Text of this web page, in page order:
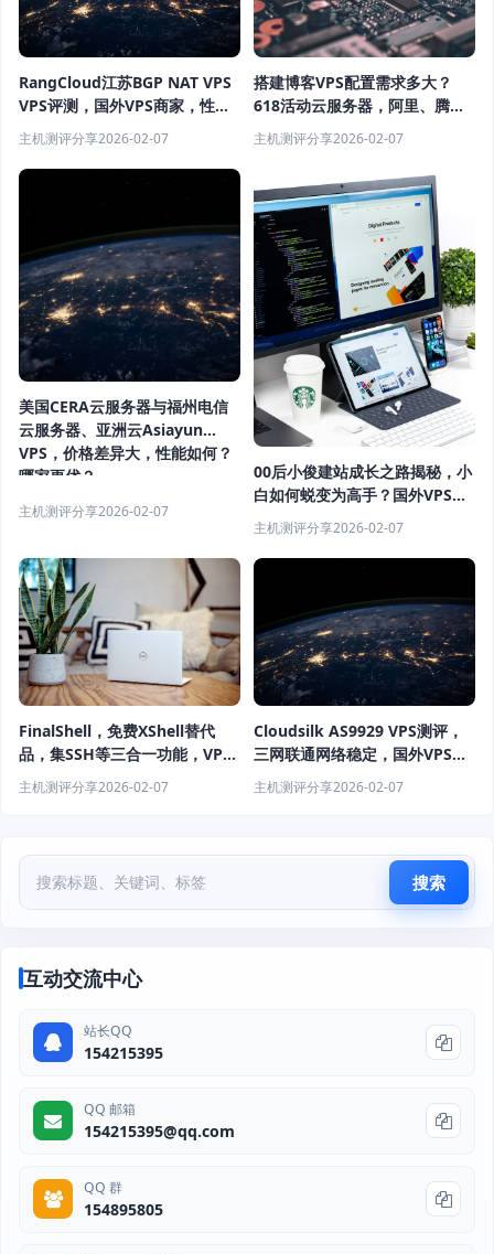
RangCloud江苏BGP NAT VPS
VPS评测，国外VPS商家，性价
比如何？
主机测评分享2026-02-07
搭建博客VPS配置需求多大？
618活动云服务器，阿里、腾
讯、华为、UCloud哪家性价比
高？国外VPS评测与优惠指南！
主机测评分享2026-02-07
美国CERA云服务器与福州电信
云服务器、亚洲云Asiayun
VPS，价格差异大，性能如何？
哪家更优？
主机测评分享2026-02-07
00后小俊建站成长之路揭秘，小
白如何蜕变为高手？国外VPS评
测与站长经历深度解析
主机测评分享2026-02-07
FinalShell，免费XShell替代
品，集SSH等三合一功能，VPS
评测与优惠信息可靠吗？
主机测评分享2026-02-07
Cloudsilk AS9929 VPS测评，
三网联通网络稳定，国外VPS晚
高峰体验如何？
主机测评分享2026-02-07
搜索
互动交流中心
站长QQ
154215395
QQ 邮箱
154215395@qq.com
QQ 群
154895805